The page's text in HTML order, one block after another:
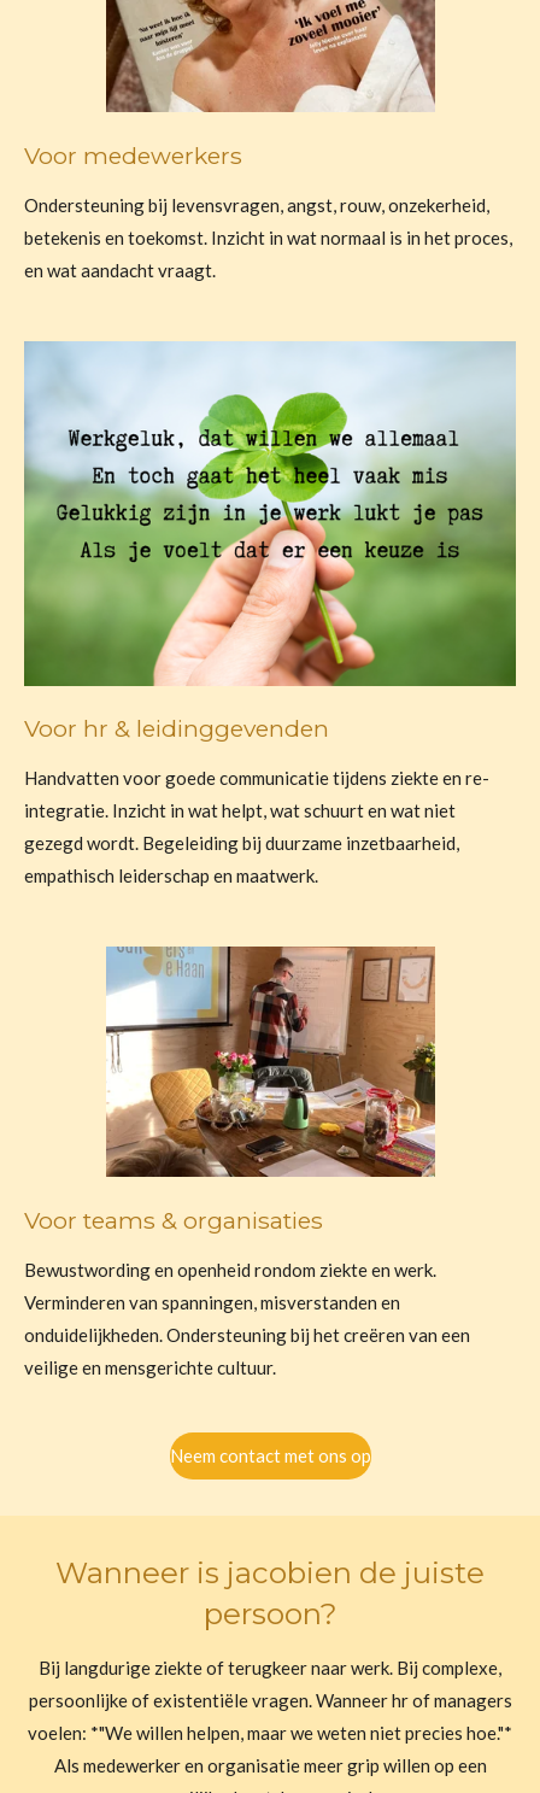
Voor medewerkers
Ondersteuning bij levensvragen, angst, rouw, onzekerheid,
betekenis en toekomst. Inzicht in wat normaal is in het proces,
en wat aandacht vraagt.
Voor hr & leidinggevenden
Handvatten voor goede communicatie tijdens ziekte en re-
integratie. Inzicht in wat helpt, wat schuurt en wat niet
gezegd wordt. Begeleiding bij duurzame inzetbaarheid,
empathisch leiderschap en maatwerk.
Voor teams & organisaties
Bewustwording en openheid rondom ziekte en werk.
Verminderen van spanningen, misverstanden en
onduidelijkheden. Ondersteuning bij het creëren van een
veilige en mensgerichte cultuur.
Neem contact met ons op
Wanneer is jacobien de juiste
persoon?
Bij langdurige ziekte of terugkeer naar werk. Bij complexe,
persoonlijke of existentiële vragen. Wanneer hr of managers
voelen: *"We willen helpen, maar we weten niet precies hoe."*
Als medewerker en organisatie meer grip willen op een